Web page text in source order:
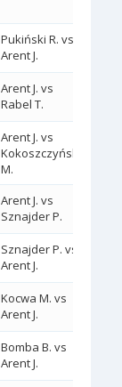
Pukiński R. vs
Arent J.
Arent J. vs
Rabel T.
Arent J. vs
Kokoszczyński
M.
Arent J. vs
Sznajder P.
Sznajder P. vs
Arent J.
Kocwa M. vs
Arent J.
Bomba B. vs
Arent J.